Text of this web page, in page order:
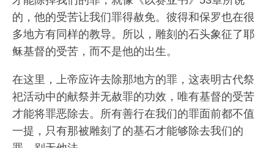
的，他的受苦让我们罪得赦免。彼得和保罗也在很
多地方有同样的教导。所以，雕刻的石头象征了耶
稣基督的受苦，而不是他的出生。
在这里，上帝应许去除那地方的罪，这表明古代祭
祀活动中的献祭并无赦罪的功效，唯有基督的受苦
才能将罪恶除去。所有善行在我们的罪面前都不值
一提，只有那被雕刻了的基石才能够除去我们的